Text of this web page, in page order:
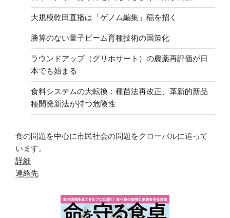
大規模乾田直播は「ゲノム編集」稲を招く
勝算のない量子ビーム育種技術の国策化
ラウンドアップ（グリホサート）の農薬再評価が日
本でも始まる
食料システムの大転換：種苗法再改正、革新的新品
種開発新法が持つ危険性
食の問題を中心に市民社会の問題をグローバルに追って
います。
詳細
連絡先